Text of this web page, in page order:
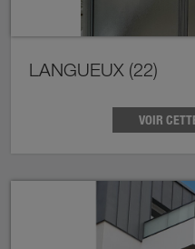
LANGUEUX (22)
VOIR